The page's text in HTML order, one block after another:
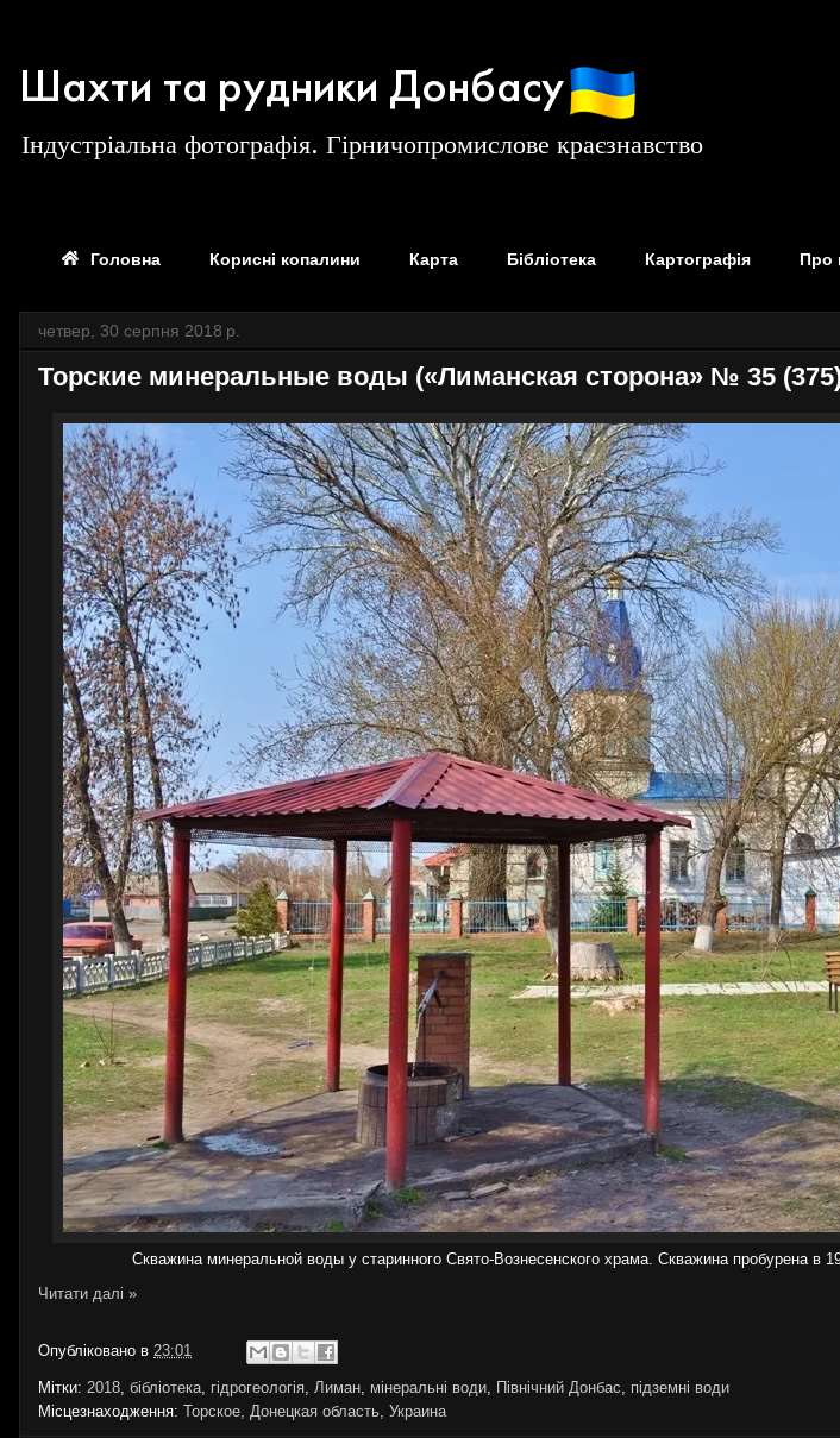
Шахти та рудники Донбасу
Індустріальна фотографія. Гірничопромислове краєзнавство
Головна Корисні копалини Карта Бібліотека Картографія Про
четвер, 30 серпня 2018 р.
Торские минеральные воды («Лиманская сторона» № 35
Скважина минеральной воды у старинного Свято-Вознесенского храма. Скважина пробурена в
Читати далі »
Опубліковано в 23:01
Мітки: 2018 бібліотека гідрогеологія Лиман мінеральні води Північний Донбас
підземні води
Місцезнаходження: Торское, Донецкая область, Украина